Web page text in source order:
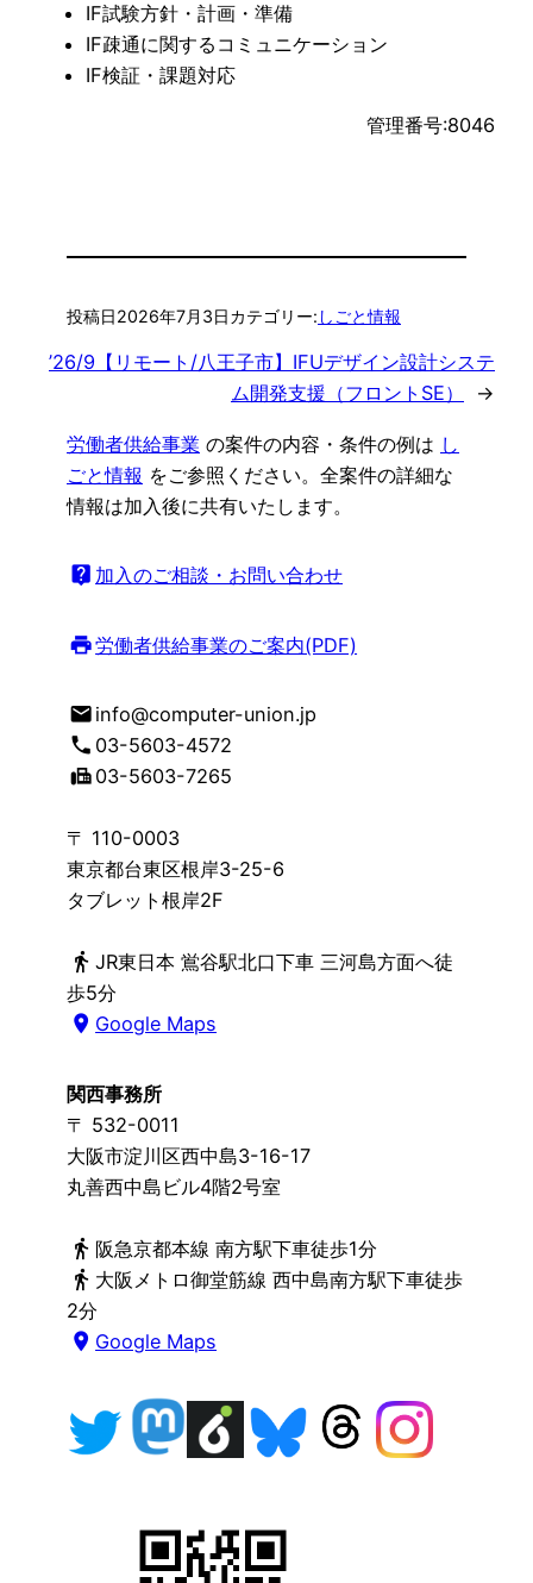
IF試験方針・計画・準備
IF疎通に関するコミュニケーション
IF検証・課題対応
管理番号:8046
投稿日2026年7月3日カテゴリー: しごと情報
’26/9【リモート/八王子市】IFUデザイン設計システ
ム開発支援（フロントSE）
→
労働者供給事業 の案件の内容・条件の例は し
ごと情報 をご参照ください。全案件の詳細な
情報は加入後に共有いたします。
live_help 加入のご相談・お問い合わせ
print労働者供給事業のご案内(PDF)
mail info@computer-union.jp
phone 03-5603-4572
fax 03-5603-7265
〒 110-0003
東京都台東区根岸3-25-6
タブレット根岸2F
directions_walk JR東日本 鴬谷駅北口下車 三河島方面へ徒
歩5分
place Google Maps
関西事務所
〒 532-0011
大阪市淀川区西中島3-16-17
丸善西中島ビル4階2号室
directions_walk 阪急京都本線 南方駅下車徒歩1分
directions_walk 大阪メトロ御堂筋線 西中島南方駅下車徒歩
2分
place Google Maps